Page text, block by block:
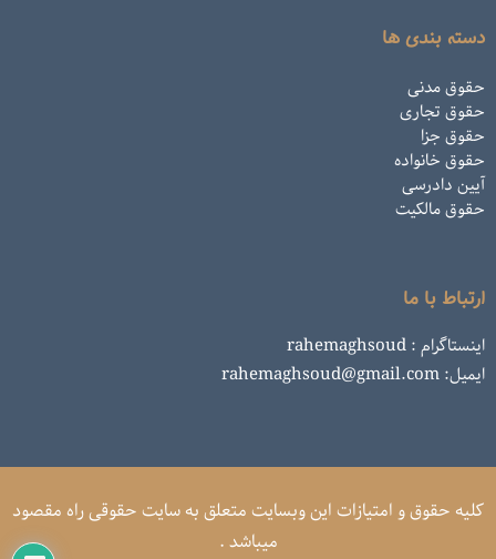
دسته بندی ها
حقوق مدنی
حقوق تجاری
حقوق جزا
حقوق خانواده
آیین دادرسی
حقوق مالکیت
ارتباط با ما
اینستاگرام : rahemaghsoud
ایمیل: rahemaghsoud@gmail.com
کلیه حقوق و امتیازات این وبسایت متعلق به سایت حقوقی راه مقصود
میباشد .